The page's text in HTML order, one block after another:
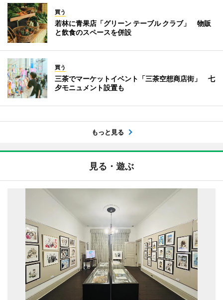
買う
若林に青果店「グリーン テーブル クラブ」 物販
と飲食のスペースを併設
買う
三茶でマーケットイベント「三茶空想商店街」 七
夕モニュメント設置も
もっと見る
見る・遊ぶ